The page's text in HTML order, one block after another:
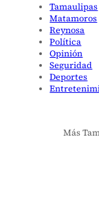
Tamaulipas
Matamoros
Reynosa
Política
Opinión
Seguridad
Deportes
Más